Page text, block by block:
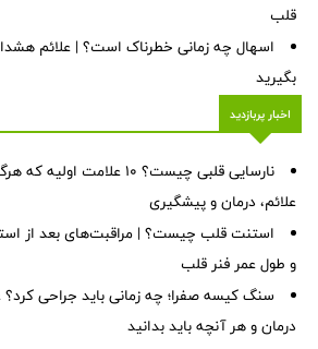
قلب
اسهال چه زمانی خطرناک است؟ | علائم
بگیرید
اخبار پربازدید
نارسایی قلبی چیست؟ ۱۰ علامت
علائم، درمان و پیشگیری
استنت قلب چیست؟ | مراقبت‌های بعد از
و طول عمر فنر قلب
سنگ کیسه صفرا؛ چه زمانی باید جراحی کرد؟
درمان و هر آنچه باید بدانید